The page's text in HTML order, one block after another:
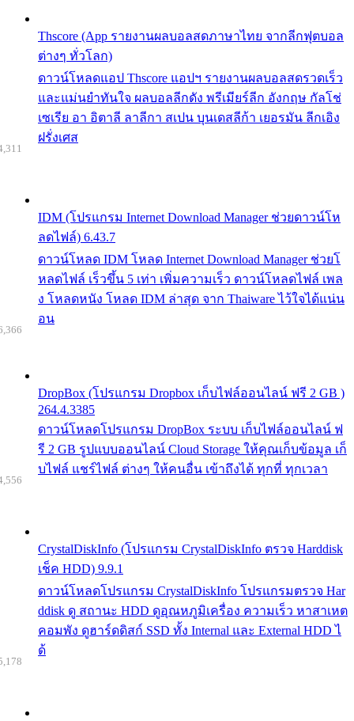
Thscore (App รายงานผลบอลสดภาษาไทย จากลีกฟุตบอล
ต่างๆ ทั่วโลก)
ดาวน์โหลดแอป Thscore แอปฯ รายงานผลบอลสดรวดเร็ว
และแม่นยำทันใจ ผลบอลลีกดัง พรีเมียร์ลีก อังกฤษ กัลโช่
เซเรีย อา อิตาลี ลาลีกา สเปน บุนเดสลีก้า เยอรมัน ลีกเอิง
ฝรั่งเศส
IDM (โปรแกรม Internet Download Manager ช่วยดาวน์โห
ลดไฟล์) 6.43.7
ดาวน์โหลด IDM โหลด Internet Download Manager ช่วยโ
หลดไฟล์ เร็วขึ้น 5 เท่า เพิ่มความเร็ว ดาวน์โหลดไฟล์ เพล
ง โหลดหนัง โหลด IDM ล่าสุด จาก Thaiware ไว้ใจได้แน่น
อน
DropBox (โปรแกรม Dropbox เก็บไฟล์ออนไลน์ ฟรี 2 GB )
264.4.3385
ดาวน์โหลดโปรแกรม DropBox ระบบ เก็บไฟล์ออนไลน์ ฟ
รี 2 GB รูปแบบออนไลน์ Cloud Storage ให้คุณเก็บข้อมูล เก็
บไฟล์ แชร์ไฟล์ ต่างๆ ให้คนอื่น เข้าถึงได้ ทุกที่ ทุกเวลา
CrystalDiskInfo (โปรแกรม CrystalDiskInfo ตรวจ Harddisk
เช็ค HDD) 9.9.1
ดาวน์โหลดโปรแกรม CrystalDiskInfo โปรแกรมตรวจ Har
ddisk ดู สถานะ HDD ดูอุณหภูมิเครื่อง ความเร็ว หาสาเหต
คอมพัง ดูฮาร์ดดิสก์ SSD ทั้ง Internal และ External HDD ไ
ด้